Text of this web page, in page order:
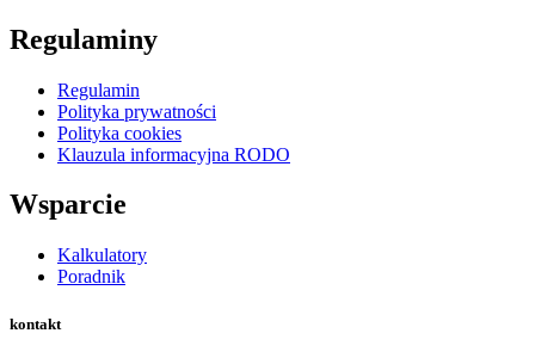
Regulaminy
Regulamin
Polityka prywatności
Polityka cookies
Klauzula informacyjna RODO
Wsparcie
Kalkulatory
Poradnik
kontakt